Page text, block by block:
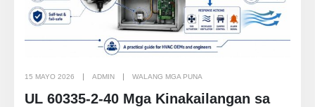
15 MAYO 2026 ADMIN WALANG MGA PUNA
UL 60335-2-40 Mga Kinakailangan sa